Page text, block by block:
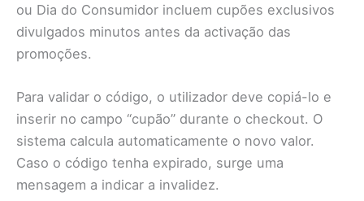
ou Dia do Consumidor incluem cupões exclusivos
divulgados minutos antes da activação das
promoções.
Para validar o código, o utilizador deve copiá-lo e
inserir no campo “cupão” durante o checkout. O
sistema calcula automaticamente o novo valor.
Caso o código tenha expirado, surge uma
mensagem a indicar a invalidez.